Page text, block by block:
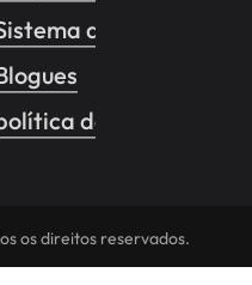
de controle de
de Privacidade
os direitos reservados.